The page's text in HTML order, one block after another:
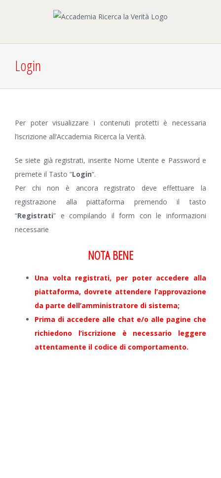
Login
Per poter visualizzare i contenuti protetti è necessaria
l’iscrizione all’Accademia Ricerca la Verità.
Se siete già registrati, inserite Nome Utente e Password e
premete il Tasto “Login“.
Per chi non è ancora registrato deve effettuare la
registrazione alla piattaforma premendo il tasto
“Registrati” e compilando il form con le informazioni
necessarie
NOTA BENE
Una volta registrati, per poter accedere alla
piattaforma, dovrete attendere l’approvazione
da parte dell’amministratore di sistema;
Prima di accedere alle chat e/o alle pagine che
richiedono l’iscrizione è necessario leggere
attentamente il codice di comportamento.